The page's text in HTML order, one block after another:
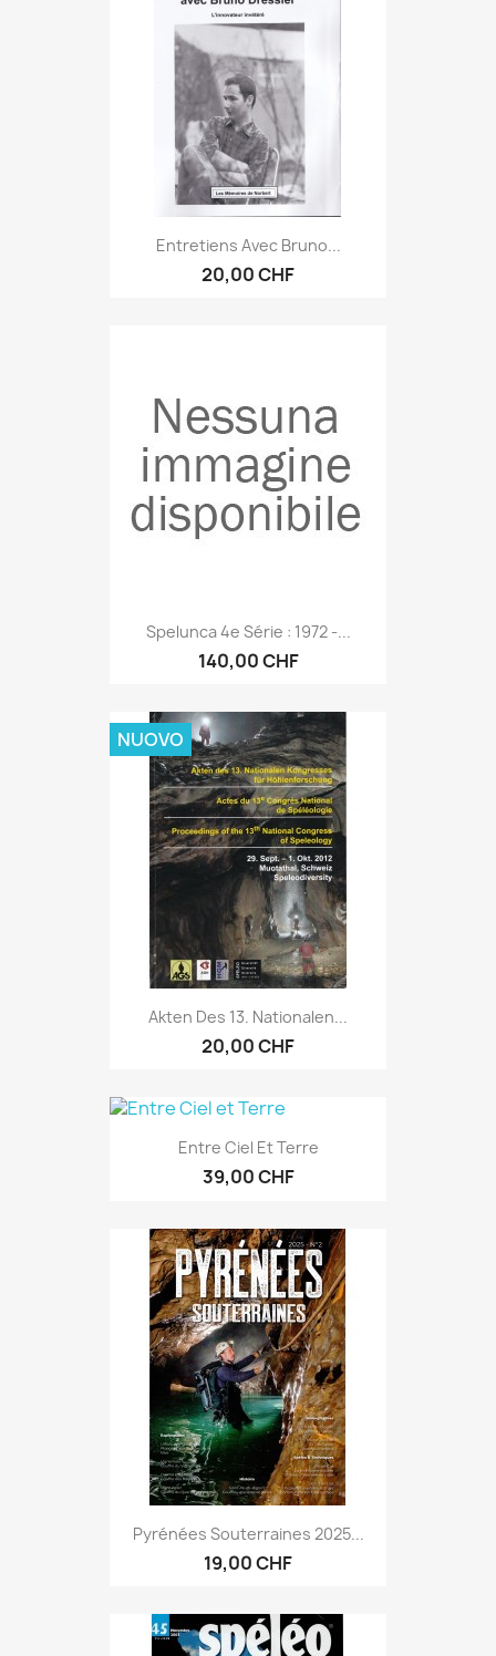
Entretiens Avec Bruno...
20,00 CHF
Spelunca 4e Série : 1972 -...
140,00 CHF
Akten Des 13. Nationalen...
20,00 CHF
NUOVO
Entre Ciel Et Terre
39,00 CHF
Pyrénées Souterraines 2025...
19,00 CHF